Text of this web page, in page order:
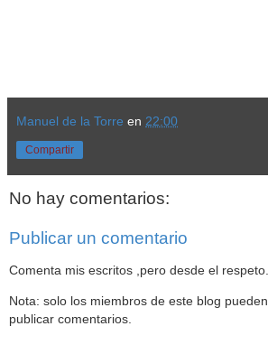
Manuel de la Torre en 22:00
Compartir
No hay comentarios:
Publicar un comentario
Comenta mis escritos ,pero desde el respeto.
Nota: solo los miembros de este blog pueden
publicar comentarios.